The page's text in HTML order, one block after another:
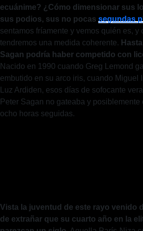
ecuánime? ¿Cómo dimensionar sus
sus podios, sus no pocas segundas
sentamos fríamente y vemos quién es, y
tendremos una medida coherente.
Sagan podría haber competido con
Nacido en 1990 cuando Greg Lemond
embutido en su arco iris, cuando Miguel
Luz Ardiden, esos días de sofocante
Peter Sagan no gateaba y posiblemente
ocho horas seguidas.
Vista la juventud de este rayo venido
de extrañar que su cuarto año en la